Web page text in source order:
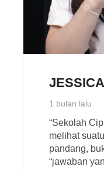
1 bulan lalu
“Sekolah
melihat
pandang,
“jawaban